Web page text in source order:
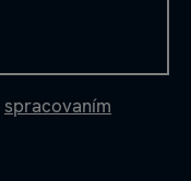
spracovaním